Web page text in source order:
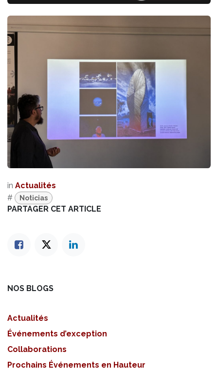
in Actualités
#
Noticias
PARTAGER CET ARTICLE
NOS BLOGS
Actualités
Événements d’exception
Collaborations
Prochains Événements en Hauteur